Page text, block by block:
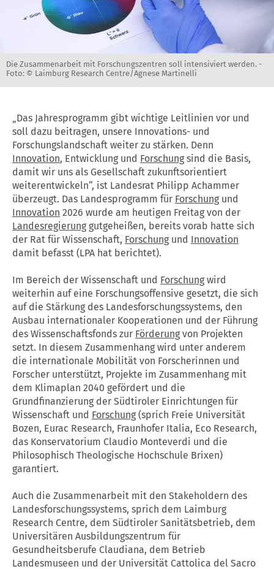
Die Zusammenarbeit mit Forschungszentren soll intensiviert werden. -
Foto: © Laimburg Research Centre/Agnese Martinelli
„Das Jahresprogramm gibt wichtige Leitlinien vor und
soll dazu beitragen, unsere Innovations- und
Forschungslandschaft weiter zu stärken. Denn
Innovation, Entwicklung und Forschungsind die Basis,
damit wir uns als Gesellschaft zukunftsorientiert
weiterentwickeln“, ist Landesrat Philipp Achammer
überzeugt. Das Landesprogramm für Forschungund
Innovation 2026 wurde am heutigen Freitag von der
Landesregierunggutgeheißen, bereits vorab hatte sich
der Rat für Wissenschaft, Forschungund Innovation
damit befasst (LPA hat berichtet).
Im Bereich der Wissenschaft und Forschungwird
weiterhin auf eine Forschungsoffensive gesetzt, die sich
auf die Stärkung des Landesforschungssystems, den
Ausbau internationaler Kooperationen und der Führung
des Wissenschaftsfonds zur Förderungvon Projekten
setzt. In diesem Zusammenhang wird unter anderem
die internationale Mobilität von Forscherinnen und
Forscher unterstützt, Projekte im Zusammenhang mit
dem Klimaplan 2040 gefördert und die
Grundfinanzierung der Südtiroler Einrichtungen für
Wissenschaft und Forschung(sprich Freie Universität
Bozen, Eurac Research, Fraunhofer Italia, Eco Research,
das Konservatorium Claudio Monteverdi und die
Philosophisch Theologische Hochschule Brixen)
garantiert.
Auch die Zusammenarbeit mit den Stakeholdern des
Landesforschungssystems, sprich dem Laimburg
Research Centre, dem Südtiroler Sanitätsbetrieb, dem
Universitären Ausbildungszentrum für
Gesundheitsberufe Claudiana, dem Betrieb
Landesmuseen und der Universität Cattolica del Sacro